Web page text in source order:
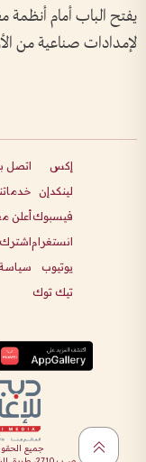
يفتح الباب أمام أنظمة
لإمدادات صناعية من
إكس
لينكدإن
فيسبوك
انستغرام
يوتيوب
تيك توك
اتصل
أعلن
اشترك
جميع